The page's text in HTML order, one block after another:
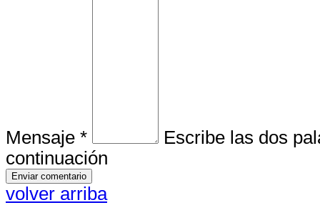
Mensaje *
Escribe las dos
continuación
volver arriba